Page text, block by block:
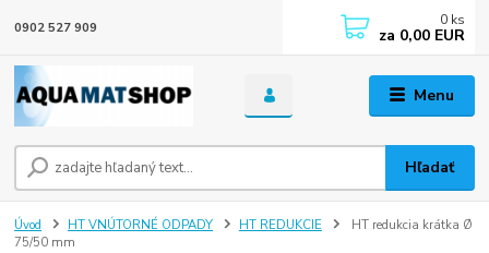
Menu
Hľadať
0902 527 909 0 ks
za 0,00 EUR
Úvod HT VNÚTORNÉ ODPADY HT REDUKCIE
HT redukcia krátka Ø
75/50 mm